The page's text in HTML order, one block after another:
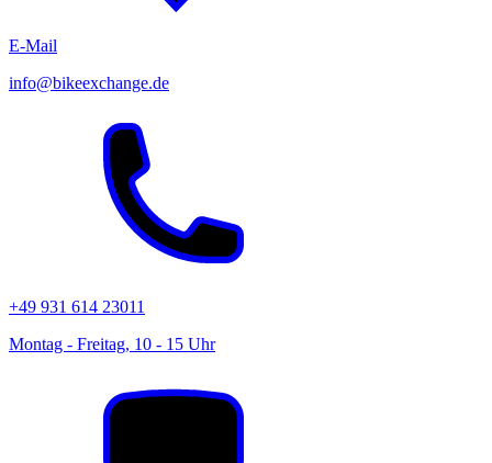
E-Mail
info@bikeexchange.de
+49 931 614 23011
Montag - Freitag, 10 - 15 Uhr